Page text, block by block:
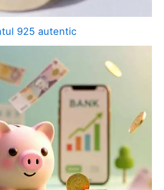
925 autentic